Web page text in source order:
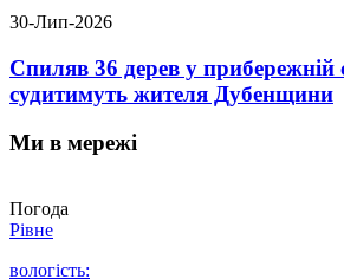
30-Лип-2026
Спиляв 36 дерев у прибережній
судитимуть жителя Дубенщини
Ми в мережі
Погода
Рівне
вологість: